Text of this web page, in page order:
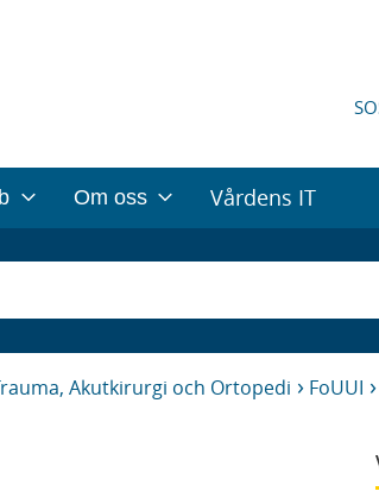
Om oss Vårdens IT
Akutkirurgi och Ortopedi FoUUI